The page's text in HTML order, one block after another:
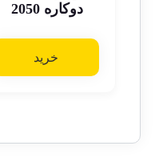
دوکاره 2050
خرید